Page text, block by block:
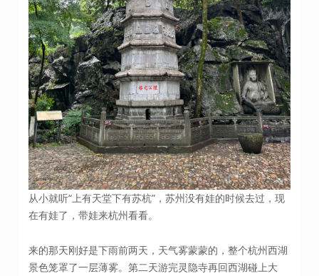
从小就听“上有天堂下有苏杭”，苏州没有娃的时候去过，现
在有娃了，带娃来杭州看看。
来的那天刚好是下雨前两天，天气雾蒙蒙的，整个杭州西湖
景色笼罩了一层薄雾。第二天游完灵隐寺再回西湖碰上大